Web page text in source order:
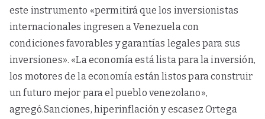
este instrumento «permitirá que los inversionistas
internacionales ingresen a Venezuela con
condiciones favorables y garantías legales para sus
inversiones». «La economía está lista para la inversión,
los motores de la economía están listos para construir
un futuro mejor para el pueblo venezolano»,
agregó.Sanciones, hiperinflación y escasez Ortega